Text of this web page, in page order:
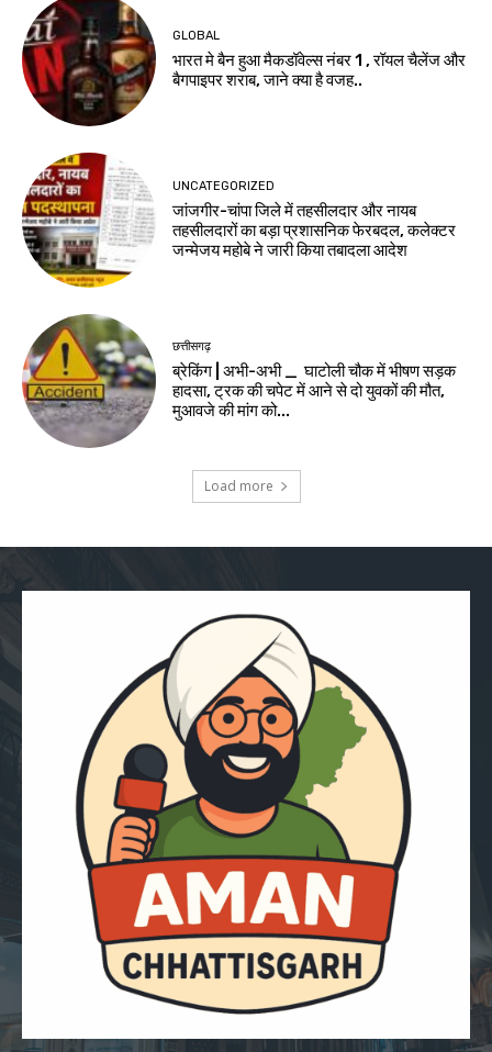
GLOBAL
भारत मे बैन हुआ मैकडॉवेल्स नंबर 1 , रॉयल चैलेंज और
बैगपाइपर शराब, जाने क्या है वजह..
UNCATEGORIZED
जांजगीर-चांपा जिले में तहसीलदार और नायब
तहसीलदारों का बड़ा प्रशासनिक फेरबदल, कलेक्टर
जन्मेजय महोबे ने जारी किया तबादला आदेश
छत्तीसगढ़
ब्रेकिंग | अभी-अभी _ घाटोली चौक में भीषण सड़क
हादसा, ट्रक की चपेट में आने से दो युवकों की मौत,
मुआवजे की मांग को...
Load more